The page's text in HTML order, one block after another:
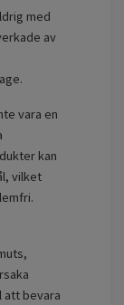
med
av
vara en
kan
vilket
att bevara